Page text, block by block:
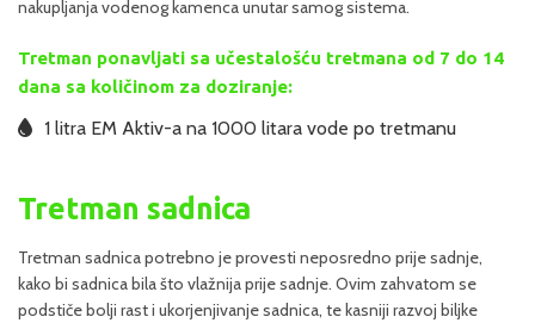
nakupljanja vodenog kamenca unutar samog sistema.
Tretman ponavljati sa učestalošću tretmana od 7 do 14
dana sa količinom za doziranje:
1 litra EM Aktiv-a na 1000 litara vode po tretmanu
Tretman sadnica
Tretman sadnica potrebno je provesti neposredno prije sadnje,
kako bi sadnica bila što vlažnija prije sadnje. Ovim zahvatom se
podstiče bolji rast i ukorjenjivanje sadnica, te kasniji razvoj biljke